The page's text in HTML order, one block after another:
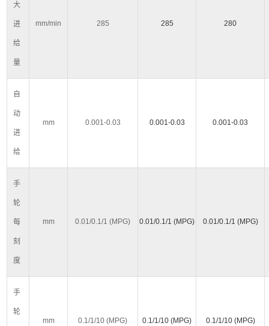
大
进
给
量
mm/min 285 285 280
自
动
进
给
mm 0.001-0.03 0.001-0.03 0.001-0.03
手
轮
每
刻
度
mm 0.01/0.1/1 (MPG) 0.01/0.1/1 (MPG) 0.01/0.1/1 (MPG)
手
轮
mm 0.1/1/10 (MPG) 0.1/1/10 (MPG) 0.1/1/10 (MPG)